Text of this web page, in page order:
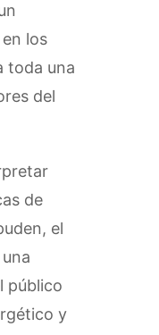
los
toda una
del
de
el
público
y